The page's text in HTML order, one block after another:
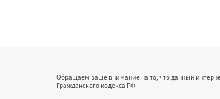
Обращаем ваше внимание на то, что данный
Гражданского кодекса РФ.